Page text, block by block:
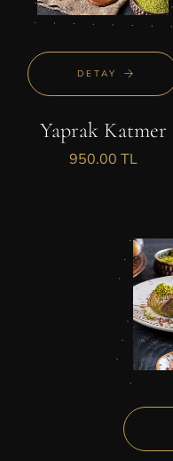
DETAY
Yaprak Katmer
950.00 TL